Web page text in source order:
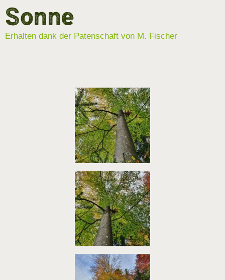
Sonne
Erhalten dank der Patenschaft von M. Fischer